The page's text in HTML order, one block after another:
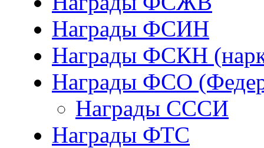
Награды ФСИН
Награды ФСКН
Награды ФСО
Награды СССИ
Награды ФТС